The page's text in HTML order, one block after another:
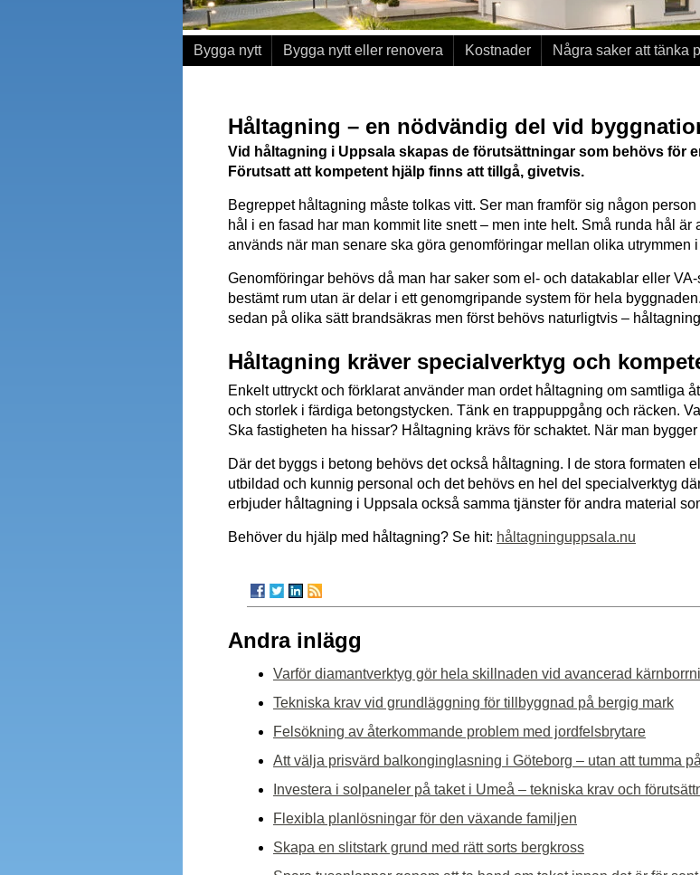
Bygga nytt Bygga nytt eller renovera Kostnader Några saker att tänka
Håltagning – en nödvändig del vid
Vid håltagning i Uppsala skapas de förutsättningar som behövs för
Förutsatt att kompetent hjälp finns att tillgå, givetvis.
Begreppet håltagning måste tolkas vitt. Ser man framför sig någon
hål i en fasad har man kommit lite snett – men inte helt. Små runda hål
används när man senare ska göra genomföringar mellan olika utrymmen
Genomföringar behövs då man har saker som el- och datakablar eller
bestämt rum utan är delar i ett genomgripande system för hela
sedan på olika sätt brandsäkras men först behövs naturligtvis –
Håltagning kräver specialverktyg och
Enkelt uttryckt och förklarat använder man ordet håltagning om samtliga
och storlek i färdiga betongstycken. Tänk en trappuppgång och räcken.
Ska fastigheten ha hissar? Håltagning krävs för schaktet. När man
Där det byggs i betong behövs det också håltagning. I de stora formaten
utbildad och kunnig personal och det behövs en hel del specialverktyg
erbjuder håltagning i Uppsala också samma tjänster för andra material
Behöver du hjälp med håltagning? Se hit: håltagninguppsala.nu
Andra inlägg
Varför diamantverktyg gör hela skillnaden vid avancerad
Tekniska krav vid grundläggning för tillbyggnad på bergig mark
Felsökning av återkommande problem med jordfelsbrytare
Att välja prisvärd balkonginglasning i Göteborg – utan att tumma
Investera i solpaneler på taket i Umeå – tekniska krav och
Flexibla planlösningar för den växande familjen
Skapa en slitstark grund med rätt sorts bergkross